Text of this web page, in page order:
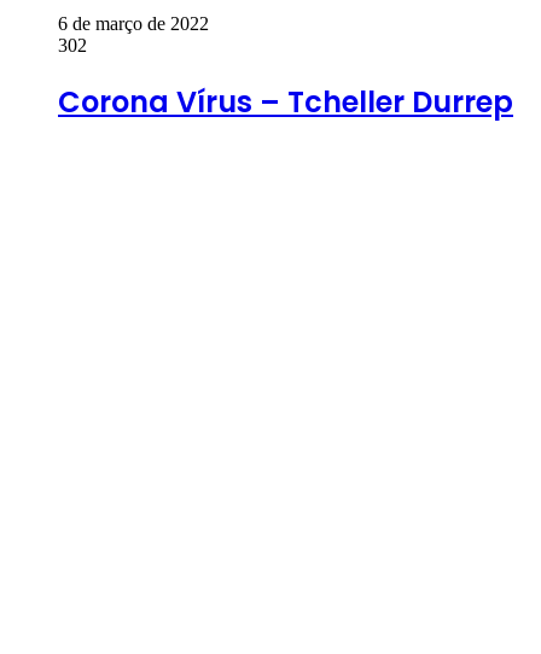
6 de março de 2022
302
Corona Vírus – Tcheller Durrep